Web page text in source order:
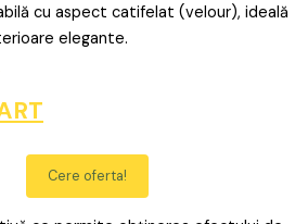
cu aspect catifelat (velour), ideală
elegante.
Cere oferta!